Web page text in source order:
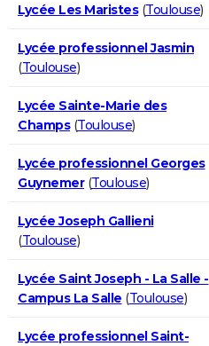
Lycée Les Maristes(Toulouse)
Lycée professionnel Jasmin
(Toulouse)
Lycée Sainte-Marie des
Champs(Toulouse)
Lycée professionnel Georges
Guynemer(Toulouse)
Lycée Joseph Gallieni
(Toulouse)
Lycée Saint Joseph - La Salle -
Campus La Salle (Toulouse)
Lycée professionnel Saint-